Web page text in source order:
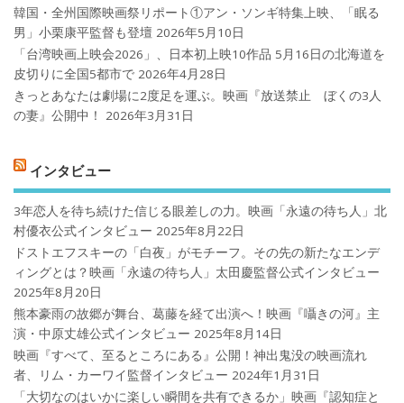
韓国・全州国際映画祭リポート①アン・ソンギ特集上映、「眠る
男」小栗康平監督も登壇 2026年5月10日
「台湾映画上映会2026」、日本初上映10作品 5月16日の北海道を
皮切りに全国5都市で 2026年4月28日
きっとあなたは劇場に2度足を運ぶ。映画『放送禁止 ぼくの3人
の妻』公開中！
2026年3月31日
インタビュー
3年恋人を待ち続けた信じる眼差しの力。映画「永遠の待ち人」北
村優衣公式インタビュー 2025年8月22日
ドストエフスキーの「白夜」がモチーフ。その先の新たなエンデ
ィングとは？映画「永遠の待ち人」太田慶監督公式インタビュー
2025年8月20日
熊本豪雨の故郷が舞台、葛藤を経て出演へ！映画『囁きの河』主
演・中原丈雄公式インタビュー 2025年8月14日
映画『すべて、至るところにある』公開！神出鬼没の映画流れ
者、リム・カーワイ監督インタビュー 2024年1月31日
「大切なのはいかに楽しい瞬間を共有できるか」映画『認知症と